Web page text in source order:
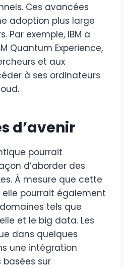
Ces avancées
adoption plus large
Par exemple, IBM a
Quantum Experience,
et aux
à ses ordinateurs
d’avenir
pourrait
d’aborder des
À mesure que cette
pourrait également
tels que
et le big data. Les
dans quelques
une intégration
sur